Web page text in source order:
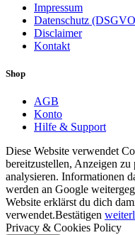
Impressum
Datenschutz
Disclaimer
Kontakt
Shop
AGB
Konto
Hilfe & Support
Diese Website verwendet
bereitzustellen, Anzeigen
analysieren. Informationen
werden an Google
Website erklärst du dich
verwendet.Bestätigen
Privacy & Cookies Policy